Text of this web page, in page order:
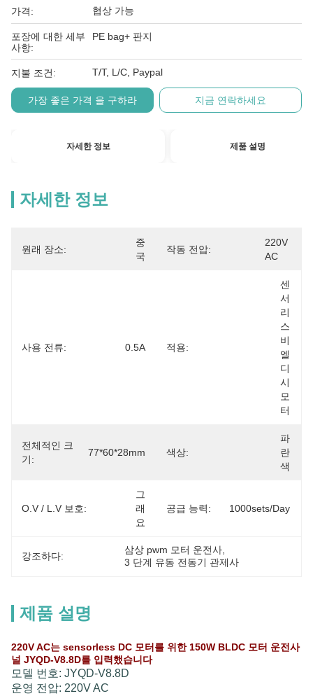
가격: 협상 가능
포장에 대한 세부
사항:
PE bag+ 판지
지불 조건: T/T, L/C, Paypal
가장 좋은 가격 을 구하라 지금 연락하세요
자세한 정보 제품 설명
자세한 정보
원래 장소:
중
국
작동 전압:
220V
AC
사용 전류: 0.5A 적용:
센
서
리
스
비
엘
디
시
모
터
전체적인 크
기:
77*60*28mm 색상:
파
란
색
O.V / L.V 보호:
그
래
요
공급 능력: 1000sets/day
강조하다:
삼상 pwm 모터 운전사
3 단계 유동 전동기 관제사
제품 설명
220V AC는 sensorless DC 모터를 위한 150W BLDC 모터 운전사
널 JYQD-V8.8D를 입력했습니다
모델 번호: JYQD-V8.8D
운영 전압: 220V AC